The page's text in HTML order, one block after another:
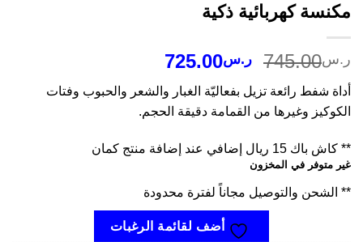
كهربائية ذكية
745.00 السعر
الأصلي
هو:
ر.س745.00.
ر.س725.00السعر
الحالي
هو:
ر.س725.00.
شفط رائعة تزيل بفعاليّة الغبار والشعر والحبوب وفتات
وغيرها من القمامة دقيقة الحجم.
15 ريال إضافي عند إضافة منتج كمان
متوفر في المخزون
والتوصيل مجاناً لفترة محدودة
أضف لقائمة الرغبات